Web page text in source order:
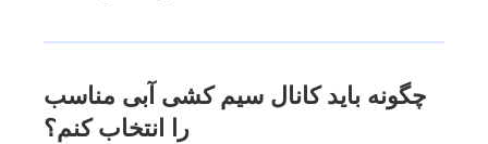
چگونه باید کانال سیم کشی آبی مناسب
را انتخاب کنم؟